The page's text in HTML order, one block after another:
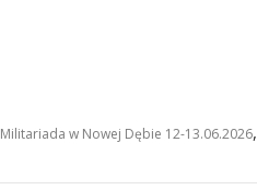
Militariada w Nowej Dębie 12-13.06.2026,